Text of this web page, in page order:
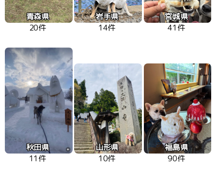
青森県
20件
岩手県
14件
宮城県
41件
秋田県
11件
山形県
10件
福島県
90件